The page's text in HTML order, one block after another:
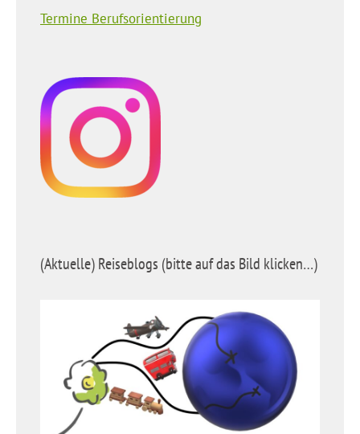
Termine Berufsorientierung
(Aktuelle) Reiseblogs (bitte auf das Bild klicken…)